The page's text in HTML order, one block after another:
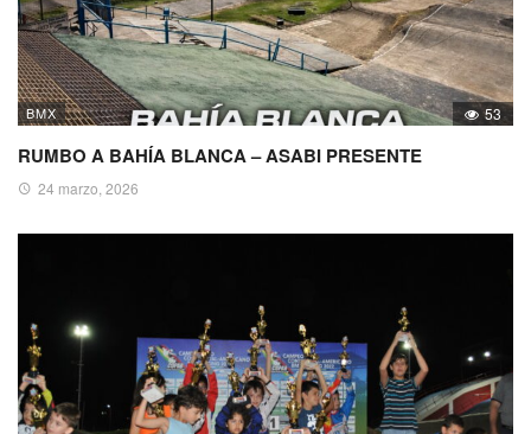
BMX 53
RUMBO A BAHÍA BLANCA – ASABI PRESENTE
24 marzo, 2026